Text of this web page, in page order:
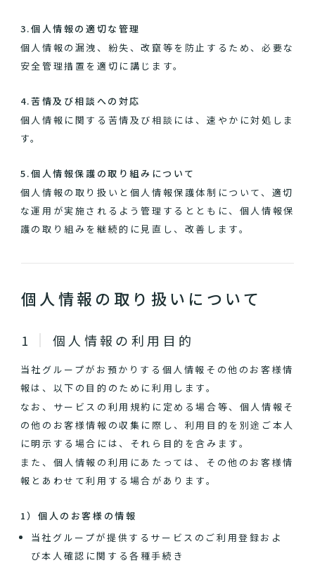
3.個人情報の適切な管理
個人情報の漏洩、紛失、改竄等を防止するため、必要な
安全管理措置を適切に講じます。
4.苦情及び相談への対応
個人情報に関する苦情及び相談には、速やかに対処しま
す。
5.個人情報保護の取り組みについて
個人情報の取り扱いと個人情報保護体制について、適切
な運用が実施されるよう管理するとともに、個人情報保
護の取り組みを継続的に見直し、改善します。
個人情報の取り扱いについて
個人情報の利用目的
当社グループがお預かりする個人情報その他のお客様情
報は、以下の目的のために利用します。
なお、サービスの利用規約に定める場合等、個人情報そ
の他のお客様情報の収集に際し、利用目的を別途ご本人
に明示する場合には、それら目的を含みます。
また、個人情報の利用にあたっては、その他のお客様情
報とあわせて利用する場合があります。
1）個人のお客様の情報
当社グループが提供するサービスのご利用登録およ
び本人確認に関する各種手続き